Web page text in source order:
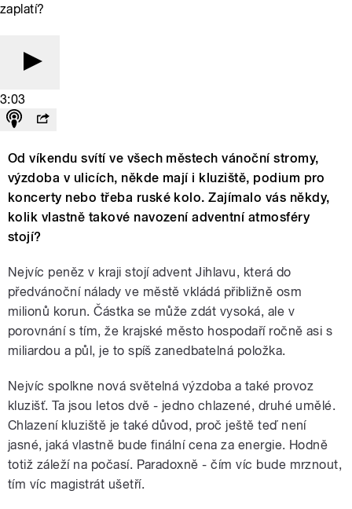
zaplatí?
3:03
Od víkendu svítí ve všech městech vánoční stromy,
výzdoba v ulicích, někde mají i kluziště, podium pro
koncerty nebo třeba ruské kolo. Zajímalo vás někdy,
kolik vlastně takové navození adventní atmosféry
stojí?
Nejvíc peněz v kraji stojí advent Jihlavu, která do
předvánoční nálady ve městě vkládá přibližně osm
milionů korun. Částka se může zdát vysoká, ale v
porovnání s tím, že krajské město hospodaří ročně asi s
miliardou a půl, je to spíš zanedbatelná položka.
Nejvíc spolkne nová světelná výzdoba a také provoz
kluzišť. Ta jsou letos dvě - jedno chlazené, druhé umělé.
Chlazení kluziště je také důvod, proč ještě teď není
jasné, jaká vlastně bude finální cena za energie. Hodně
totiž záleží na počasí. Paradoxně - čím víc bude mrznout,
tím víc magistrát ušetří.